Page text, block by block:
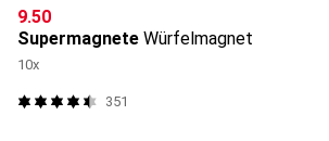
CHF
9.50
Supermagnete Würfelmagnet
10x
351